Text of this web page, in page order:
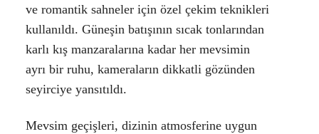
ve romantik sahneler için özel çekim teknikleri
kullanıldı. Güneşin batışının sıcak tonlarından
karlı kış manzaralarına kadar her mevsimin
ayrı bir ruhu, kameraların dikkatli gözünden
seyirciye yansıtıldı.
Mevsim geçişleri, dizinin atmosferine uygun